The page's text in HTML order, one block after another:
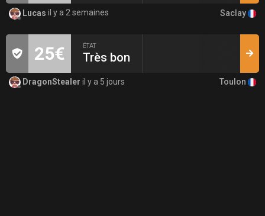
Lucas il y a 2 semaines Saclay
25€ ÉTAT
Très bon
DragonStealer il y a 5 jours Toulon